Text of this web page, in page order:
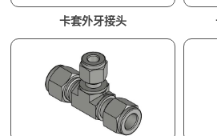
卡套外牙接头